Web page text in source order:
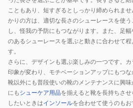
こともあり、短すぎるとしっかり締められま
かりの方は、適切な長さのシューレースを使
し、怪我の予防にもつながります。また、足
のあるシューレースを選ぶと動きに合わせて
す。
さらに、デザインも選ぶ楽しみの一つです。
印象が変わり、モチベーションアップにもつ
靴以外にも普段使いの靴のメンテナンスに興
にも シューケア用品を揃えると靴を長持ちさ
したいときはインソールを合わせて使うのもお